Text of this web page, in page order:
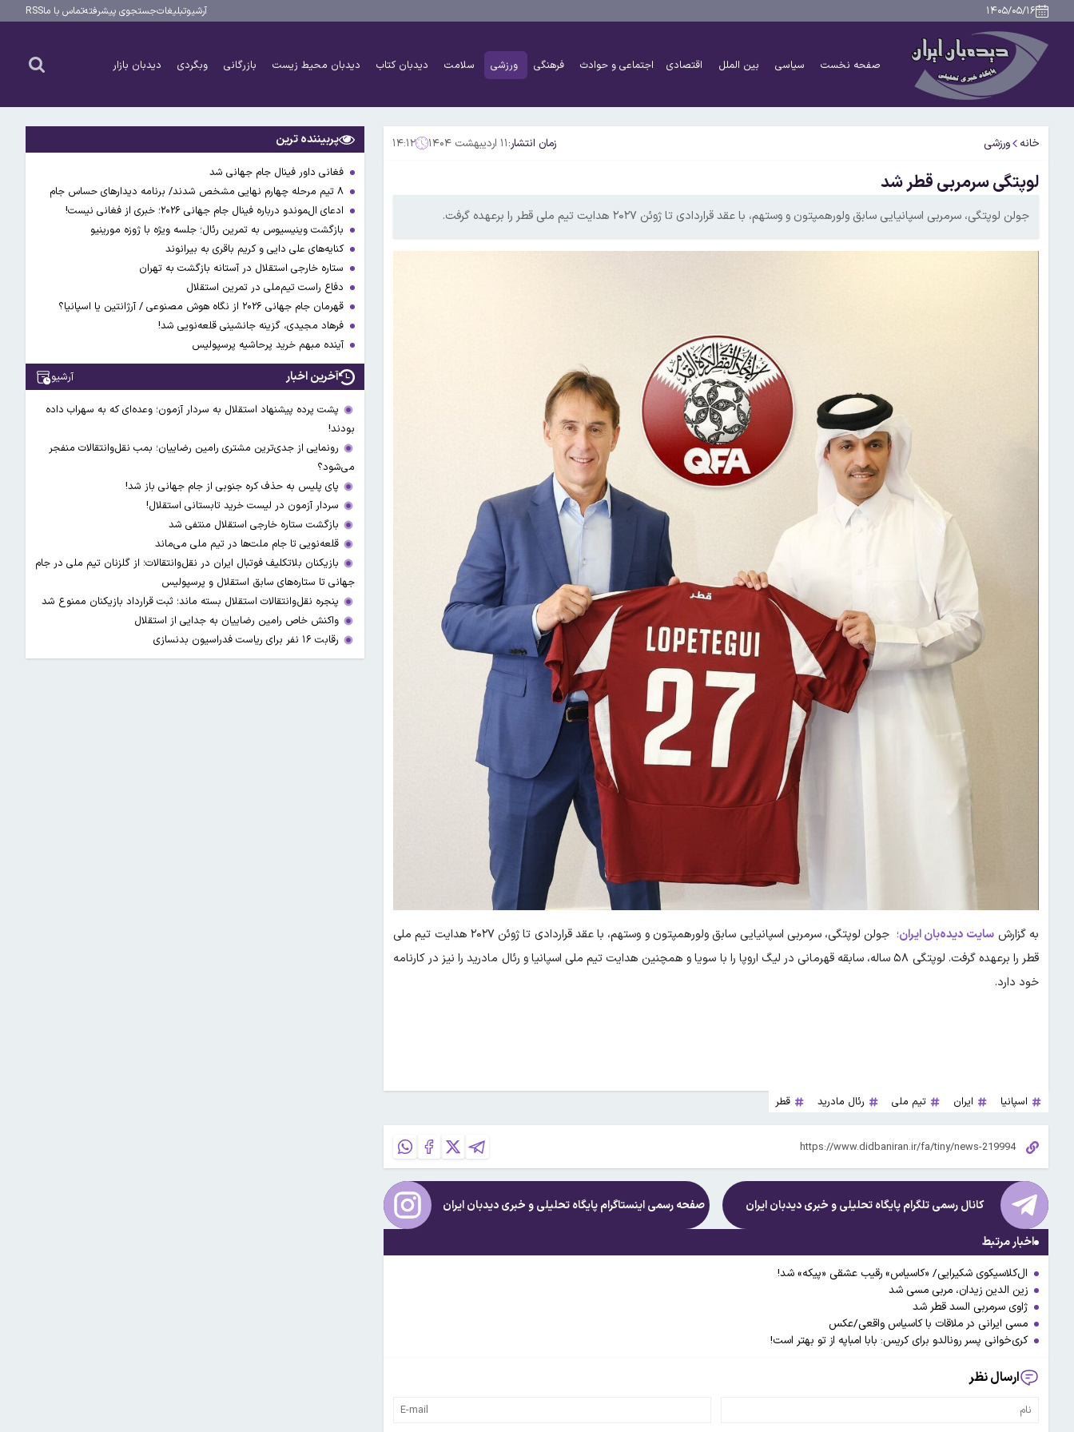
۱۴۰۵/۰۵/۱۶ آرشیوتبلیغاتجستجوی پیشرفتهتماس با ماRSS
صفحه نخست سیاسی بین الملل اقتصادی اجتماعی و حوادث فرهنگی ورزشی سلامت دیدبان کتاب دیدبان محیط زیست بازرگانی وبگردی دیدبان بازار
خانه ورزشی زمان انتشار:۱۱ اردیبهشت ۱۴۰۴ ۱۴:۱۲
لوپتگی سرمربی قطر شد
جولن لوپتگی، سرمربی اسپانیایی سابق ولورهمپتون و وستهم، با عقد قراردادی تا ژوئن ۲۰۲۷ هدایت تیم ملی قطر را برعهده گرفت.
به گزارش سایت دیده‌بان ایران
؛ جولن لوپتگی، سرمربی اسپانیایی سابق ولورهمپتون و وستهم، با عقد قراردادی تا ژوئن ۲۰۲۷ هدایت تیم ملی
قطر را برعهده گرفت. لوپتگی ۵۸ ساله، سابقه قهرمانی در لیگ اروپا را با سویا و همچنین هدایت تیم ملی اسپانیا و رئال مادرید را نیز در کارنامه
خود دارد.
اسپانیا ایران تیم ملی رئال مادرید قطر
کانال رسمی تلگرام پایگاه تحلیلی و خبریدیدبان ایران صفحه رسمی اینستاگرام پایگاه تحلیلی و خبریدیدبان ایران
اخبار مرتبط
ال‌کلاسیکوی شکیرایی/ «کاسیاس» رقیب عشقی «پیکه» شد!
زین الدین زیدان، مربی مسی شد
ژاوی سرمربی السد قطر شد
مسی ایرانی در ملاقات با کاسیاس واقعی/عکس
کری‌خوانی پسر رونالدو برای کریس: بابا امباپه از تو بهتر است!
ارسال نظر
پربیننده ترین
فغانی داور فینال جام جهانی شد
ادعای ال‌‍موندو درباره فینال جام جهانی ۲۰۲۶؛ خبری از فغانی نیست!
بازگشت وینیسیوس به تمرین رئال؛ جلسه ویژه با ژوزه مورینیو
کنایه‌های علی دایی و کریم باقری به بیرانوند
ستاره خارجی استقلال در آستانه بازگشت به تهران
دفاع راست تیم‌ملی در تمرین استقلال
قهرمان جام جهانی ۲۰۲۶ از نگاه هوش مصنوعی / آرژانتین یا اسپانیا؟
فرهاد مجیدی، گزینه جانشینی قلعه‌نویی شد!
آینده مبهم خرید پرحاشیه پرسپولیس
آخرین اخبار آرشیو
پشت پرده پیشنهاد استقلال به سردار آزمون؛ وعده‌ای که به سهراب داده
بودند!
رونمایی از جدی‌ترین مشتری رامین رضاییان؛ بمب نقل‌وانتقالات منفجر
می‌شود؟
پای پلیس به حذف کره جنوبی از جام جهانی باز شد!
سردار آزمون در لیست خرید تابستانی استقلال!
بازگشت ستاره خارجی استقلال منتفی شد
قلعه‌نویی تا جام ملت‌ها در تیم ملی می‌ماند
بازیکنان بلاتکلیف فوتبال ایران در نقل‌وانتقالات؛ از گلزنان تیم ملی در جام
جهانی تا ستاره‌های سابق استقلال و پرسپولیس
پنجره نقل‌وانتقالات استقلال بسته ماند؛ ثبت قرارداد بازیکنان ممنوع شد
واکنش خاص رامین رضاییان به جدایی از استقلال
رقابت ۱۶ نفر برای ریاست فدراسیون بدنسازی